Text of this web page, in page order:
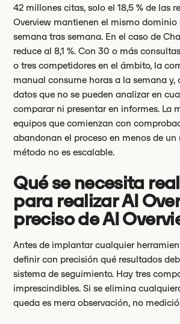
42 millones citas, solo el 18,5 % de las
Overview mantienen el mismo
semana tras semana. En el caso de
reduce al 8,1 %. Con 30 o más
o tres competidores en el ámbito, la
manual consume horas a la semana y,
datos que no se pueden analizar en
comparar ni presentar en informes. La
equipos que comienzan con
abandonan el proceso en menos de un
método no es escalable.
Qué se necesita
para realizar AI
preciso de AI
Antes de implantar cualquier
definir con precisión qué resultados
sistema de seguimiento. Hay tres
imprescindibles. Si se elimina
queda es mera observación, no